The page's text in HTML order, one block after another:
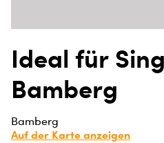
Ideal für
Bamberg
Bamberg
Auf der Karte anzeigen